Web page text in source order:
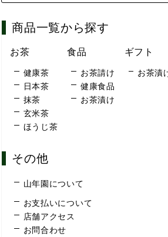
商品一覧から探す
お茶
健康茶
日本茶
抹茶
玄米茶
ほうじ茶
食品
お茶請け
健康食品
お茶漬け
ギフト
お茶漬
その他
山年園について
お支払いについて
店舗アクセス
お問合わせ